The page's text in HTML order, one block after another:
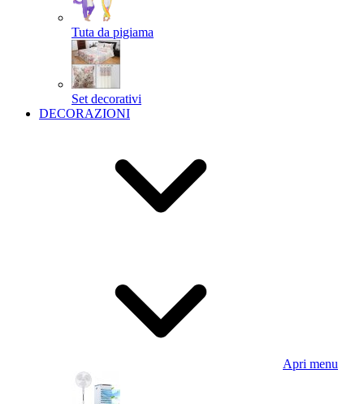
Tuta da pigiama
Set decorativi
DECORAZIONI
Apri menu